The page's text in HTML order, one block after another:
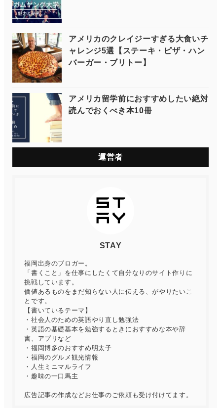
アメリカのクレイジーすぎる大食いチ
ャレンジ5選【ステーキ・ピザ・ハン
バーガー・ブリトー】
アメリカ留学前におすすめしたい絶対
読んでおくべき本10冊
運営者
STAY
福岡出身のブロガー。
「書くこと」を仕事にしたくて自分なりのサイト作りに
挑戦しています。
価値あるものをまだ知らない人に伝える、がやりたいこ
とです。
【書いているテーマ】
・社会人のための英語やり直し勉強法
・英語の基礎基本を勉強するときにおすすめな本や辞
書、アプリなど
・福岡博多のおすすめ明太子
・福岡のグルメ観光情報
・人生ミニマルライフ
・趣味の一口馬主
広告記事の作成などお仕事のご依頼も受け付けてます。